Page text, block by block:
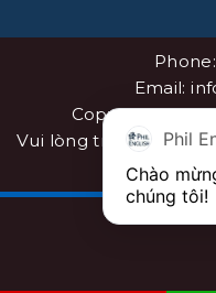
Email:
Copyright
Vui lòng trích dẫnPhil
Chào
chúng tôi!